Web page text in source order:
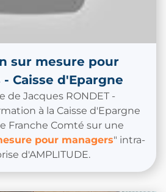
sur mesure pour
Caisse d'Epargne
de Jacques RONDET -
à la Caisse d'Epargne
Franche Comté sur une
pour managers" intra-
d'AMPLITUDE.